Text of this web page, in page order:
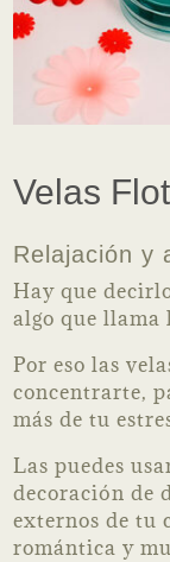
Velas
Relajación y
Hay que
algo que llama
Por eso las
concentrarte,
más de tu
Las puedes
decoración de
externos de tu
romántica y